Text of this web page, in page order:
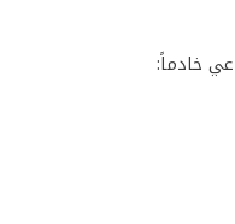
خادماً: